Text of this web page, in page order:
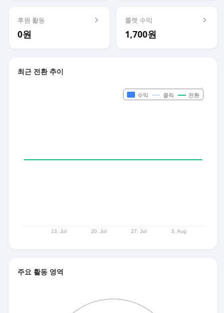
후원 활동
0원
룰렛 수익
1,700원
최근 전환 추이
주요 활동 영역